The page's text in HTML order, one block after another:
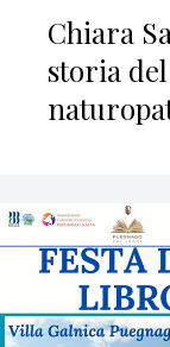
Chiara
storia